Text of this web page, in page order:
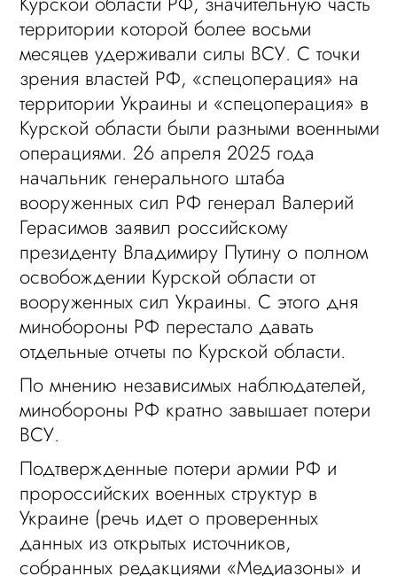
территории которой более восьми
месяцев удерживали силы ВСУ. С точки
зрения властей РФ, «спецоперация» на
территории Украины и «спецоперация» в
Курской области были разными военными
операциями. 26 апреля 2025 года
начальник генерального штаба
вооруженных сил РФ генерал Валерий
Герасимов заявил российскому
президенту Владимиру Путину о полном
освобождении Курской области от
вооруженных сил Украины. С этого дня
минобороны РФ перестало давать
отдельные отчеты по Курской области.
По мнению независимых наблюдателей,
минобороны РФ кратно завышает потери
ВСУ.
Подтвержденные потери армии РФ и
пророссийских военных структур в
Украине (речь идет о проверенных
данных из открытых источников,
собранных редакциями «Медиазоны» и